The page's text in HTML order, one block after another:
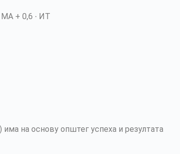
МА + 0,6 ∙ ИТ
на основу општег успеха и резултата